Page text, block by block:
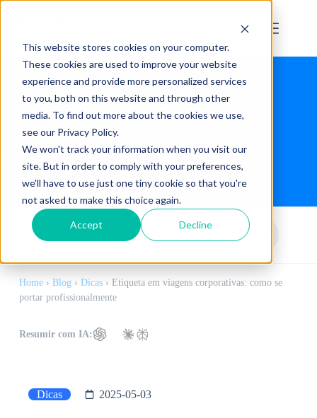
This website stores cookies on your computer.
These cookies are used to improve your website
experience and provide more personalized services
to you, both on this website and through other
media. To find out more about the cookies we use,
see our Privacy Policy.
We won't track your information when you visit our
site. But in order to comply with your preferences,
we'll have to use just one tiny cookie so that you're
not asked to make this choice again.
Accept Decline
Blog
Home› Blog› Dicas› Etiqueta em viagens corporativas: como se
portar profissionalmente
Resumir com IA:
Dicas 2025-05-03